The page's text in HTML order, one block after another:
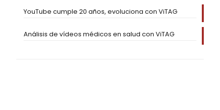
YouTube cumple 20 años, evoluciona con ViTAG
Análisis de vídeos médicos en salud con ViTAG